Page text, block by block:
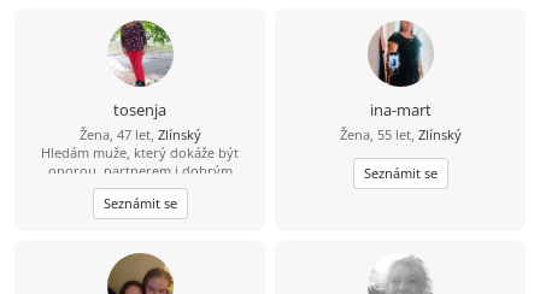
tosenja
Žena, 47 let, Zlínský
Hledám muže, který dokáže být
oporou, partnerem i dobrým
kamarádem 2 mých menších dětí.
Seznámit se
ina-mart
Žena, 55 let, Zlínský
Seznámit se